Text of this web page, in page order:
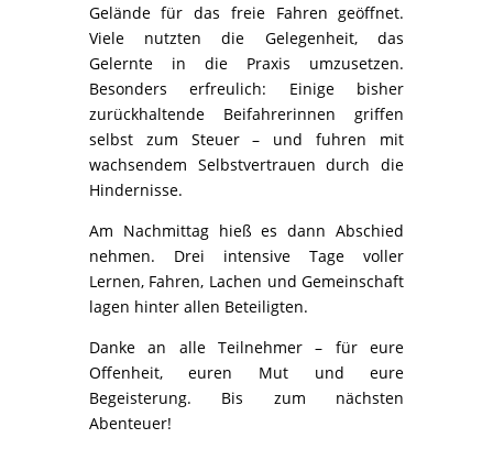
Gelände für das freie Fahren geöffnet.
Viele nutzten die Gelegenheit, das
Gelernte in die Praxis umzusetzen.
Besonders erfreulich: Einige bisher
zurückhaltende Beifahrerinnen griffen
selbst zum Steuer – und fuhren mit
wachsendem Selbstvertrauen durch die
Hindernisse.
Am Nachmittag hieß es dann Abschied
nehmen. Drei intensive Tage voller
Lernen, Fahren, Lachen und Gemeinschaft
lagen hinter allen Beteiligten.
Danke an alle Teilnehmer – für eure
Offenheit, euren Mut und eure
Begeisterung. Bis zum nächsten
Abenteuer!